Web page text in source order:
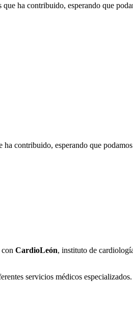
ha contribuido, esperando que
contribuido, esperando que
CardioLeón, instituto de
servicios médicos especializados.